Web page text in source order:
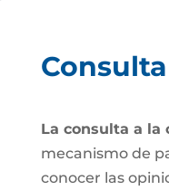
La consulta a la
mecanismo de
conocer las